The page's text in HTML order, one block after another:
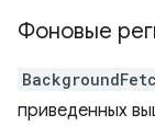
Фоновые
приведенных